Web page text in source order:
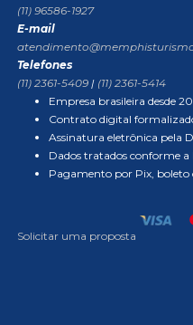
(11) 96586-1927
E-mail
Telefones
(11) 2361-5409 | (11) 2361-5414
Empresa brasileira desde
Contrato digital
Assinatura eletrônica pela
Dados tratados conforme a
Pagamento por Pix, boleto
Solicitar uma proposta